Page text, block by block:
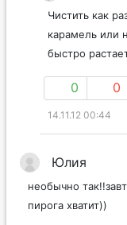
Чистить как
карамель или
быстро
0 0
14.11.12 00:44
Юлия
необычно
пирога хватит))